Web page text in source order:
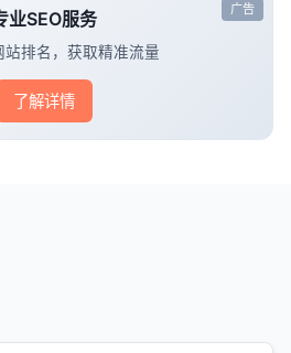
广告
业SEO服务
站排名，获取精准流量
了解详情